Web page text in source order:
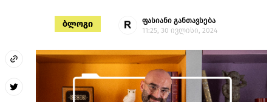
ბლოგი
ფასიანი განთავსება
11:25, 30 ივლისი, 2024